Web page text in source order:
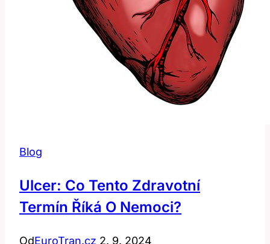
Blog
Ulcer: Co Tento Zdravotní
Termín Říká O Nemoci?
OdEuroTran.cz 2. 9. 2024